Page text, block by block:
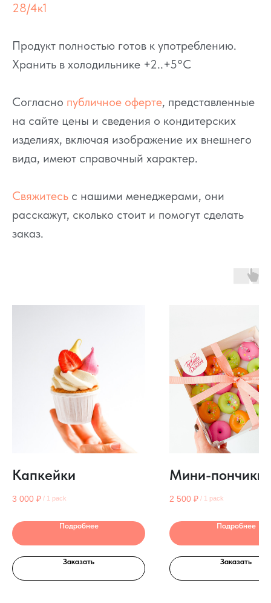
28/4к1
Продукт полностью готов к употреблению.
Хранить в холодильнике +2..+5°C
Согласно публичное оферте, представленные
на сайте цены и сведения о кондитерских
изделиях, включая изображение их внешнего
вида, имеют справочный характер.
Свяжитесь с нашими менеджерами, они
расскажут, сколько стоит и помогут сделать
заказ.
Капкейки
3 000 ₽ / 1 pack
Подробнее
Заказать
Мини-пончики
2 500 ₽ / 1 pack
Подробнее
Заказать